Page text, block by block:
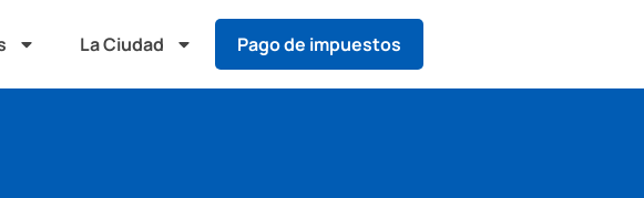
La Ciudad Pago de impuestos